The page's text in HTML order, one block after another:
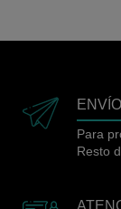
Para
Resto